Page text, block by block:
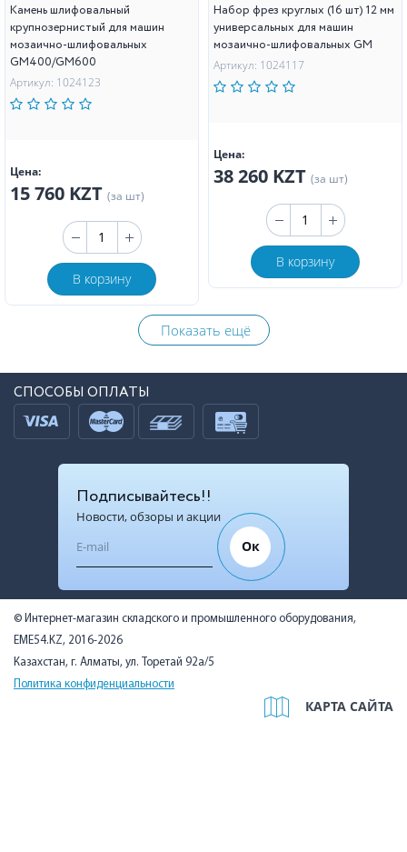
Камень шлифовальный
крупнозернистый для машин
мозаично-шлифовальных
GM400/GM600
Артикул: 1024123
Цена:
15 760 KZT (за шт)
В корзину
Набор фрез круглых (16 шт) 12 мм
универсальных для машин
мозаично-шлифовальных GM
Артикул: 1024117
Цена:
38 260 KZT (за шт)
В корзину
Показать ещё
СПОСОБЫ ОПЛАТЫ
Подписывайтесь!!
Новости, обзоры и акции
Ок
© Интернет-магазин складского и промышленного оборудования,
EME54.KZ, 2016-2026
Казахстан, г. Алматы, ул. Торетай 92а/5
Политика конфиденциальности
КАРТА САЙТА